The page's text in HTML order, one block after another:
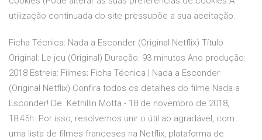
utilização continuada do site pressupõe a sua aceitação.
Ficha Técnica: Nada a Esconder (Original Netflix) Título
Original: Le jeu (Original) Duração: 93 minutos Ano produção:
2018 Estreia: Filmes; Ficha Técnica | Nada a Esconder
(Original Netflix) Confira todos os detalhes do filme Nada a
Esconder! De. Kethillin Motta - 18 de novembro de 2018,
18:45h. Por isso, resolvemos unir o útil ao agradável, com
uma lista de filmes franceses na Netflix, plataforma de